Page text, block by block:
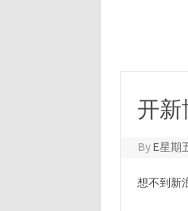
开新
ByE星期
想不到新